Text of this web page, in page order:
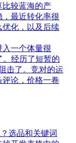
比较蓝海的产
最近转化率很
化，以及后续
入一个体量很
。经历了短暂的
击了。竞对的运
论，价格一卷
选品和关键词